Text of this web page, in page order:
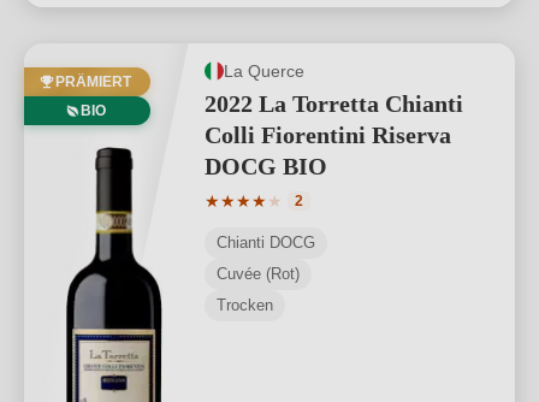
PRÄMIERT
BIO
La Querce
2022 La Torretta Chianti
Colli Fiorentini Riserva
DOCG BIO
★★★★★
Durchschnittliche Bewertung von 4
2
Chianti DOCG
Cuvée (Rot)
Trocken